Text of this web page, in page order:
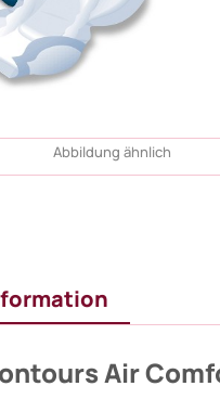
Abbildung ähnlich
Air